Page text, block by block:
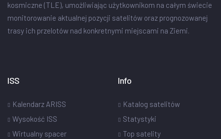
kosmiczne (TLE), umożliwiając użytkownikom na całym świecie
monitorowanie aktualnej pozycji satelitów oraz prognozowanej
trasy ich przelotów nad konkretnymi miejscami na Ziemi.
ISS
Kalendarz ARISS
Wysokość ISS
Wirtualny spacer
Info
Katalog satelitów
Statystyki
Top satelity